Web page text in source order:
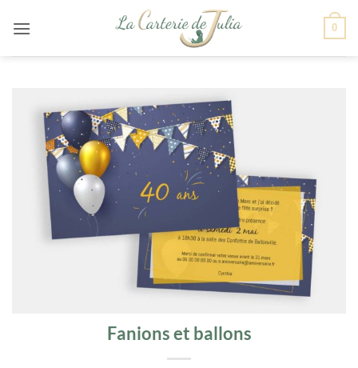
0
Fanions et ballons